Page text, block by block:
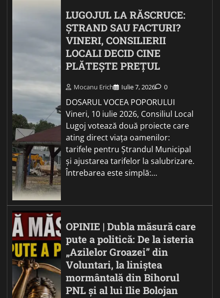
LUGOJUL LA RĂSCRUCE:
ȘTRAND SAU FACTURI?
VINERI, CONSILIERII
LOCALI DECID CINE
PLĂTEȘTE PREȚUL
Mocanu Erich Iulie 7, 2026 0
DOSARUL VOCEA POPORULUI
Vineri, 10 iulie 2026, Consiliul Local
Lugoj votează două proiecte care
ating direct viața oamenilor:
tarifele pentru Ștrandul Municipal
și ajustarea tarifelor la salubrizare.
Întrebarea este simplă:…
OPINIE | Dubla măsură care
pute a politică: De la isteria
„Azilelor Groazei” din
Voluntari, la liniștea
mormântală din Bihorul
PNL și al lui Ilie Bolojan